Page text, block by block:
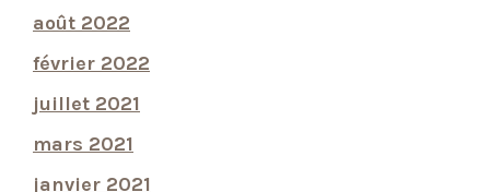
août 2022
février 2022
juillet 2021
mars 2021
janvier 2021